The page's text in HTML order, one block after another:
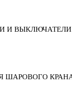
И ВЫКЛЮЧАТЕЛИ
ШАРОВОГО